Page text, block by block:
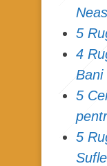
5
4
Bani
5
5